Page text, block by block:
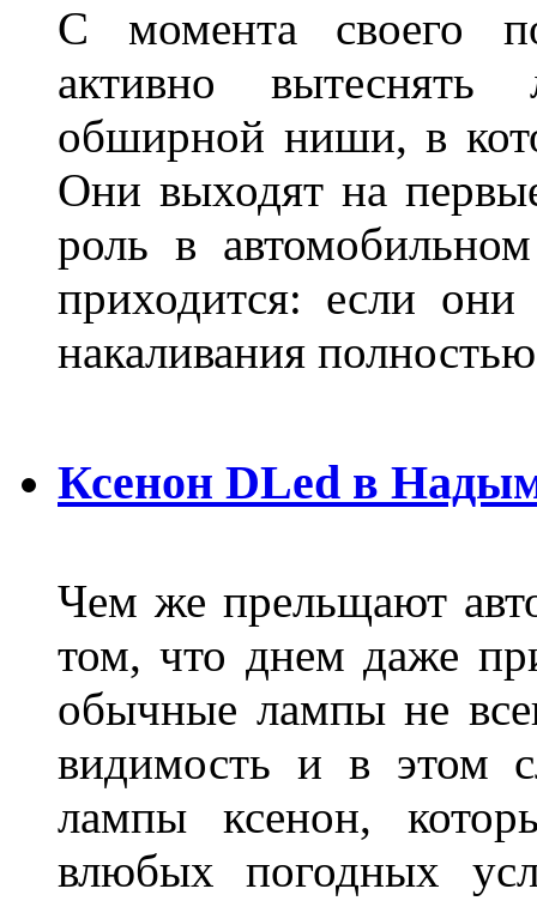
С момента своего
активно
обширной ниши, в
Они выходят на
роль в
приходится: если
накаливания
Ксенон DLed в
Чем же прельщают
том, что днем даже
обычные лампы не
видимость и в этом
лампы ксенон,
влюбых погодных